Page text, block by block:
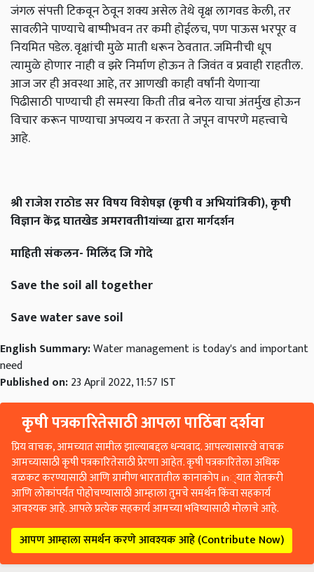
जंगल संपत्ती टिकवून ठेवून शक्य असेल तेथे वृक्ष लागवड केली, तर
सावलीने पाण्याचे बाष्पीभवन तर कमी होईलच, पण पाऊस भरपूर व
नियमित पडेल. वृक्षांची मुळे माती धरून ठेवतात. जमिनीची धूप
त्यामुळे होणार नाही व झरे निर्माण होऊन ते जिवंत व प्रवाही राहतील.
आज जर ही अवस्था आहे, तर आणखी काही वर्षांनी येणार्‍या
पिढीसाठी पाण्याची ही समस्या किती तीव्र बनेल याचा अंतर्मुख होऊन
विचार करून पाण्याचा अपव्यय न करता ते जपून वापरणे महत्त्वाचे
आहे.
श्री राजेश राठोड सर विषय विशेषज्ञ (कृषी व अभियांत्रिकी), कृषी
विज्ञान केंद्र घातखेड अमरावती1यांच्या द्वारा मार्गदर्शन
माहिती संकलन- मिलिंद जि गोदे
Save the soil all together
Save water save soil
English Summary:Water management is today's and important
need
Published on:23 April 2022, 11:57 IST
कृषी पत्रकारितेसाठी आपला पाठिंबा दर्शवा
प्रिय वाचक, आमच्यात सामील झाल्याबद्दल धन्यवाद. आपल्यासारखे वाचक
आमच्यासाठी कृषी पत्रकारितेसाठी प्रेरणा आहेत. कृषी पत्रकारितेला अधिक
बळकट करण्यासाठी आणि ग्रामीण भारतातील कानाकोप in्यात शेतकरी
आणि लोकांपर्यंत पोहोचण्यासाठी आम्हाला तुमचे समर्थन किंवा सहकार्य
आवश्यक आहे. आपले प्रत्येक सहकार्य आमच्या भविष्यासाठी मोलाचे आहे.
आपण आम्हाला समर्थन करणे आवश्यक आहे (Contribute Now)